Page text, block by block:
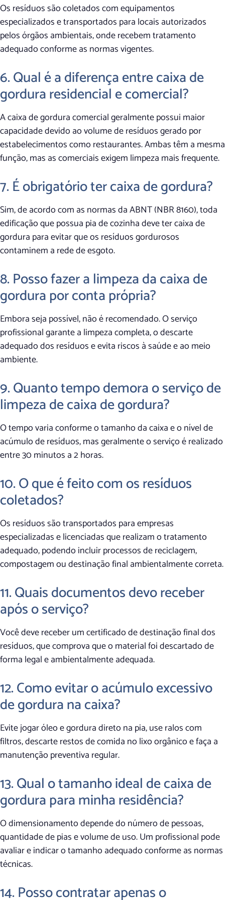
Os resíduos são coletados com equipamentos
especializados e transportados para locais autorizados
pelos órgãos ambientais, onde recebem tratamento
adequado conforme as normas vigentes.
6. Qual é a diferença entre caixa de
gordura residencial e comercial?
A caixa de gordura comercial geralmente possui maior
capacidade devido ao volume de resíduos gerado por
estabelecimentos como restaurantes. Ambas têm a mesma
função, mas as comerciais exigem limpeza mais frequente.
7. É obrigatório ter caixa de gordura?
Sim, de acordo com as normas da ABNT (NBR 8160), toda
edificação que possua pia de cozinha deve ter caixa de
gordura para evitar que os resíduos gordurosos
contaminem a rede de esgoto.
8. Posso fazer a limpeza da caixa de
gordura por conta própria?
Embora seja possível, não é recomendado. O serviço
profissional garante a limpeza completa, o descarte
adequado dos resíduos e evita riscos à saúde e ao meio
ambiente.
9. Quanto tempo demora o serviço de
limpeza de caixa de gordura?
O tempo varia conforme o tamanho da caixa e o nível de
acúmulo de resíduos, mas geralmente o serviço é realizado
entre 30 minutos a 2 horas.
10. O que é feito com os resíduos
coletados?
Os resíduos são transportados para empresas
especializadas e licenciadas que realizam o tratamento
adequado, podendo incluir processos de reciclagem,
compostagem ou destinação final ambientalmente correta.
11. Quais documentos devo receber
após o serviço?
Você deve receber um certificado de destinação final dos
resíduos, que comprova que o material foi descartado de
forma legal e ambientalmente adequada.
12. Como evitar o acúmulo excessivo
de gordura na caixa?
Evite jogar óleo e gordura direto na pia, use ralos com
filtros, descarte restos de comida no lixo orgânico e faça a
manutenção preventiva regular.
13. Qual o tamanho ideal de caixa de
gordura para minha residência?
O dimensionamento depende do número de pessoas,
quantidade de pias e volume de uso. Um profissional pode
avaliar e indicar o tamanho adequado conforme as normas
técnicas.
14. Posso contratar apenas o